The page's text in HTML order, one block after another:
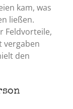
kam, was
ließen.
Feldvorteile,
vergaben
den